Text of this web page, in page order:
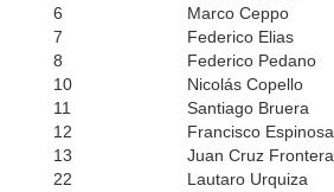
6
Marco Ceppo
7
Federico Elias
8
Federico Pedano
10
Nicolás Copello
11
Santiago Bruera
12
Francisco Espinosa
13
Juan Cruz Frontera
22
Lautaro Urquiza